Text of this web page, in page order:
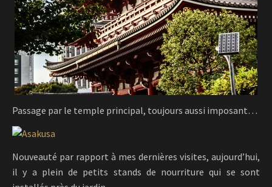
Passage par le temple principal, toujours aussi imposant…
Nouveauté par rapport à mes dernières visites, aujourd’hui,
il y a plein de petits stands de nourriture qui se sont